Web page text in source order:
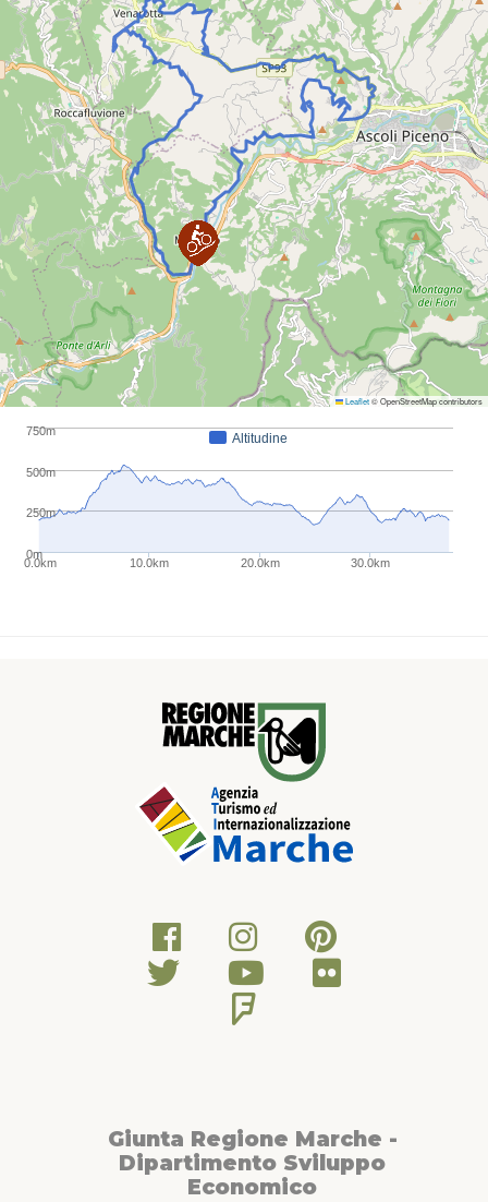
Leaflet© OpenStreetMap contributors
Altitudine
0.0km 10.0km 20.0km 30.0km
0m
250m
500m
750m
Giunta Regione Marche -
Dipartimento Sviluppo
Economico